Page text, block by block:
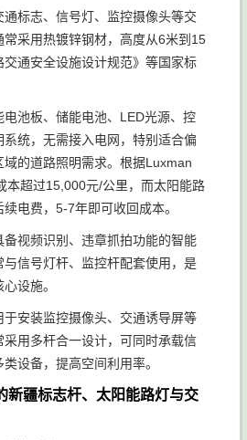
工程总
承包模
式、设
购-施工
一体
化、对
本地协
作关系
有依赖
熟悉本
工程复
杂度
多专业
协调、
对本地
关系有
偏远地
区无电
网覆
盖、纯
太阳能
路灯采
技术专
业、产
品性价
比高、
建、对
成本敏
目、纯
通标志、信号灯、监控摄像头等交
采用热镀锌钢材，高度从6米到15
通安全设施设计规范》等国家标
电池板、储能电池、LED光源、控
统，无需接入电网，特别适合偏
的道路照明需求。根据Luxman
本超过15,000元/公里，而太阳能路
电费，5-7年即可收回成本。
备视频识别、违章抓拍功能的智能
信号灯杆、监控杆配套使用，是
设施。
于安装监控摄像头、交通诱导屏等
用多杆合一设计，可同时承载信
设备，提高空间利用率。
新疆标志杆、太阳能路灯与交